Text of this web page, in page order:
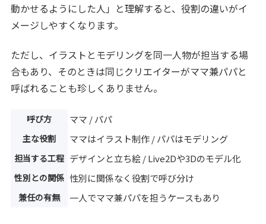
動かせるようにした人」と理解すると、役割の違いがイ
メージしやすくなります。
ただし、イラストとモデリングを同一人物が担当する場
合もあり、そのときは同じクリエイターがママ兼パパと
呼ばれることも珍しくありません。
呼び方 ママ / パパ
主な役割 ママはイラスト制作 / パパはモデリング
担当する工程 デザインと立ち絵 / Live2Dや3Dのモデル化
性別との関係 性別に関係なく役割で呼び分け
兼任の有無 一人でママ兼パパを担うケースもあり